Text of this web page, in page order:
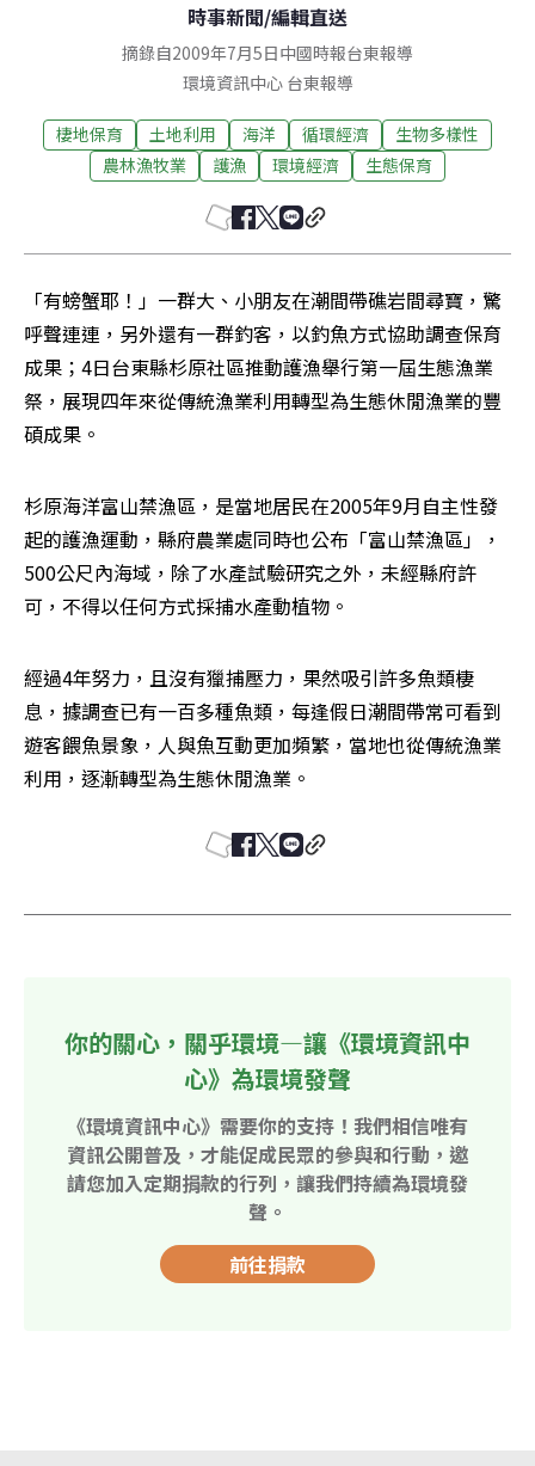
時事新聞/編輯直送
摘錄自2009年7月5日中國時報台東報導
環境資訊中心 台東報導
棲地保育 土地利用 海洋 循環經濟
生物多樣性
農林漁牧業
護漁 環境經濟 生態保育
「有螃蟹耶！」一群大、小朋友在潮間帶礁岩間尋寶，驚
呼聲連連，另外還有一群釣客，以釣魚方式協助調查保育
成果；4日台東縣杉原社區推動護漁舉行第一屆生態漁業
祭，展現四年來從傳統漁業利用轉型為生態休閒漁業的豐
碩成果。
杉原海洋富山禁漁區，是當地居民在2005年9月自主性發
起的護漁運動，縣府農業處同時也公布「富山禁漁區」，
500公尺內海域，除了水產試驗研究之外，未經縣府許
可，不得以任何方式採捕水產動植物。
經過4年努力，且沒有獵捕壓力，果然吸引許多魚類棲
息，據調查已有一百多種魚類，每逢假日潮間帶常可看到
遊客餵魚景象，人與魚互動更加頻繁，當地也從傳統漁業
利用，逐漸轉型為生態休閒漁業。
你的關心，關乎環境—讓《環境資訊中
心》為環境發聲
《環境資訊中心》需要你的支持！我們相信唯有
資訊公開普及，才能促成民眾的參與和行動，邀
請您加入定期捐款的行列，讓我們持續為環境發
聲。
前往捐款